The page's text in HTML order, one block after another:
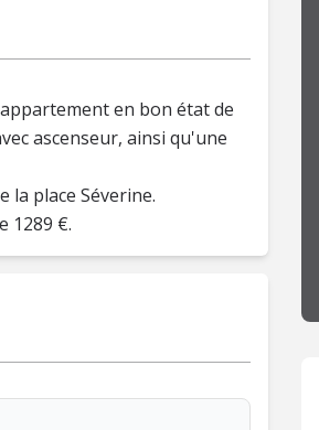
en bon état de
ascenseur, ainsi qu'une
la place Séverine.
1289 €.